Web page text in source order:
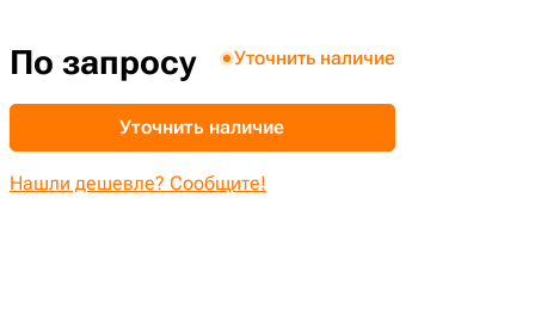
По запросу Уточнить наличие
Уточнить наличие
Нашли дешевле? Сообщите!